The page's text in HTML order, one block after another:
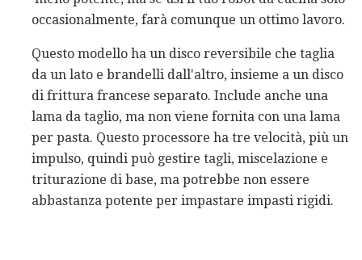
occasionalmente, farà comunque un ottimo lavoro.
Questo modello ha un disco reversibile che taglia
da un lato e brandelli dall'altro, insieme a un disco
di frittura francese separato. Include anche una
lama da taglio, ma non viene fornita con una lama
per pasta. Questo processore ha tre velocità, più un
impulso, quindi può gestire tagli, miscelazione e
triturazione di base, ma potrebbe non essere
abbastanza potente per impastare impasti rigidi.